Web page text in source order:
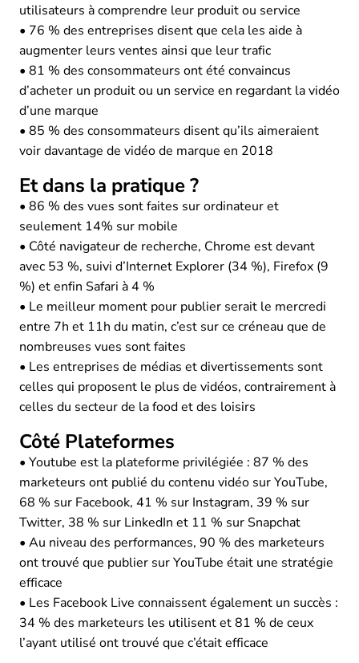
utilisateurs à comprendre leur produit ou service
• 76 % des entreprises disent que cela les aide à
augmenter leurs ventes ainsi que leur trafic
• 81 % des consommateurs ont été convaincus
d’acheter un produit ou un service en regardant la vidéo
d’une marque
• 85 % des consommateurs disent qu’ils aimeraient
voir davantage de vidéo de marque en 2018
Et dans la pratique ?
• 86 % des vues sont faites sur ordinateur et
seulement 14% sur mobile
• Côté navigateur de recherche, Chrome est devant
avec 53 %, suivi d’Internet Explorer (34 %), Firefox (9
%) et enfin Safari à 4 %
• Le meilleur moment pour publier serait le mercredi
entre 7h et 11h du matin, c’est sur ce créneau que de
nombreuses vues sont faites
• Les entreprises de médias et divertissements sont
celles qui proposent le plus de vidéos, contrairement à
celles du secteur de la food et des loisirs
Côté Plateformes
• Youtube est la plateforme privilégiée : 87 % des
marketeurs ont publié du contenu vidéo sur YouTube,
68 % sur Facebook, 41 % sur Instagram, 39 % sur
Twitter, 38 % sur LinkedIn et 11 % sur Snapchat
• Au niveau des performances, 90 % des marketeurs
ont trouvé que publier sur YouTube était une stratégie
efficace
• Les Facebook Live connaissent également un succès :
34 % des marketeurs les utilisent et 81 % de ceux
l’ayant utilisé ont trouvé que c’était efficace